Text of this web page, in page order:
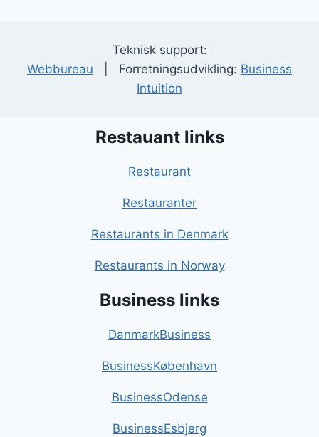
Teknisk support:
Webbureau | Forretningsudvikling: Business
Intuition
Restauant links
Restaurant
Restauranter
Restaurants in Denmark
Restaurants in Norway
Business links
DanmarkBusiness
BusinessKøbenhavn
BusinessOdense
BusinessEsbjerg